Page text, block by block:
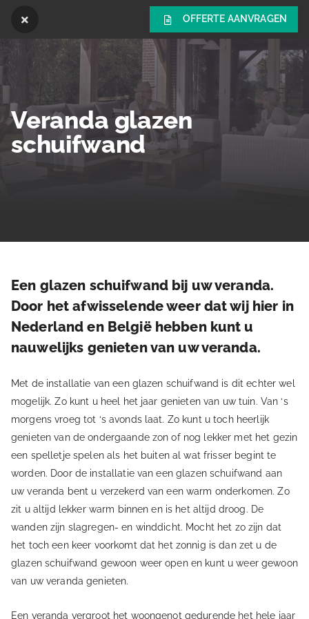
Veranda glazen
schuifwand
Een glazen schuifwand bij uw veranda.
Door het afwisselende weer dat wij hier in
Nederland en België hebben kunt u
nauwelijks genieten van uw veranda.
Met de installatie van een glazen schuifwand is dit echter wel
mogelijk. Zo kunt u heel het jaar genieten van uw tuin. Van ‘s
morgens vroeg tot ‘s avonds laat. Zo kunt u toch heerlijk
genieten van de ondergaande zon of nog lekker met het gezin
een spelletje spelen als het buiten al wat frisser begint te
worden. Door de installatie van een glazen schuifwand aan
uw veranda bent u verzekerd van een warm onderkomen. Zo
zit u altijd lekker warm binnen en is het altijd droog. De
wanden zijn slagregen- en winddicht. Mocht het zo zijn dat
het toch een keer voorkomt dat het zonnig is dan zet u de
glazen schuifwand gewoon weer open en kunt u weer gewoon
van uw veranda genieten.
Een veranda vergroot het woongenot gedurende het hele jaar
OFFERTE AANVRAGEN